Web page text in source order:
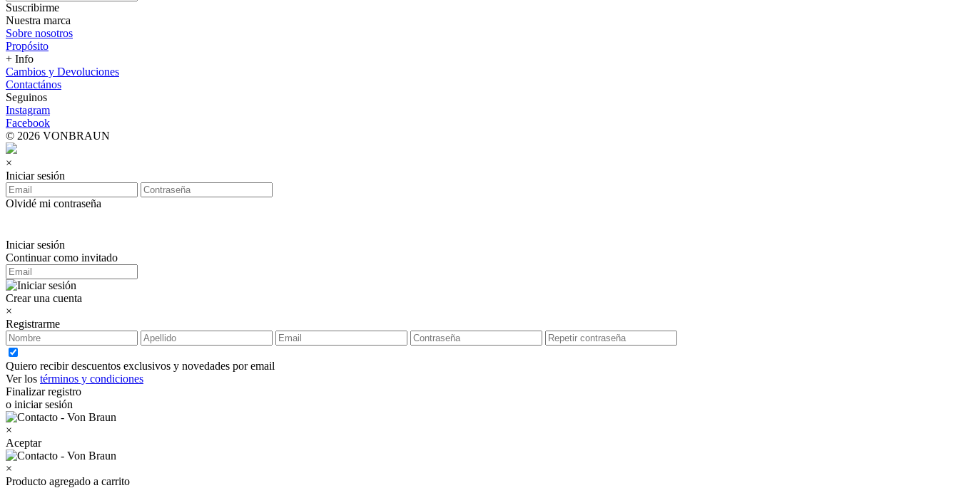
Suscribirme
Nuestra marca
Sobre nosotros
Propósito
+ Info
Cambios y Devoluciones
Contactános
Seguinos
Instagram
Facebook
© 2026 VONBRAUN
×
Iniciar sesión
Olvidé mi contraseña
Iniciar sesión
Continuar como invitado
Crear una cuenta
×
Registrarme
Quiero recibir descuentos exclusivos y novedades por email
Ver los términos y condiciones
Finalizar registro
o iniciar sesión
×
Aceptar
×
Producto agregado a carrito